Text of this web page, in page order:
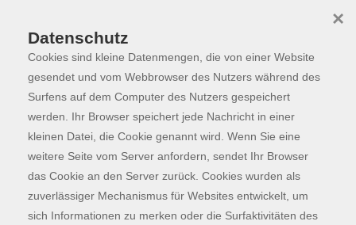
Skip to main content
Programm
Der Kurs konnte nicht gefunden werden.
Kontaktformular
Datenschutz
Cookies sind kleine Datenmengen, die von einer Website
gesendet und vom Webbrowser des Nutzers während des
Surfens auf dem Computer des Nutzers gespeichert
werden. Ihr Browser speichert jede Nachricht in einer
kleinen Datei, die Cookie genannt wird. Wenn Sie eine
weitere Seite vom Server anfordern, sendet Ihr Browser
das Cookie an den Server zurück. Cookies wurden als
zuverlässiger Mechanismus für Websites entwickelt, um
sich Informationen zu merken oder die Surfaktivitäten des
×